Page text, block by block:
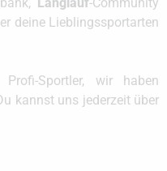
Langlauf-Community
deine Lieblingssportarten
Sportler, wir haben
kannst uns jederzeit über